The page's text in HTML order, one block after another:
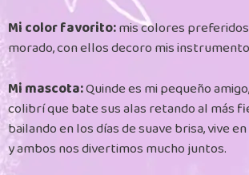
Mi color favorito:mis colores
morado, con ellos decoro mis
Mi mascota:Quinde es mi pequeño
colibrí que bate sus alas retando al más
bailando en los días de suave brisa, vive
y ambos nos divertimos mucho juntos.